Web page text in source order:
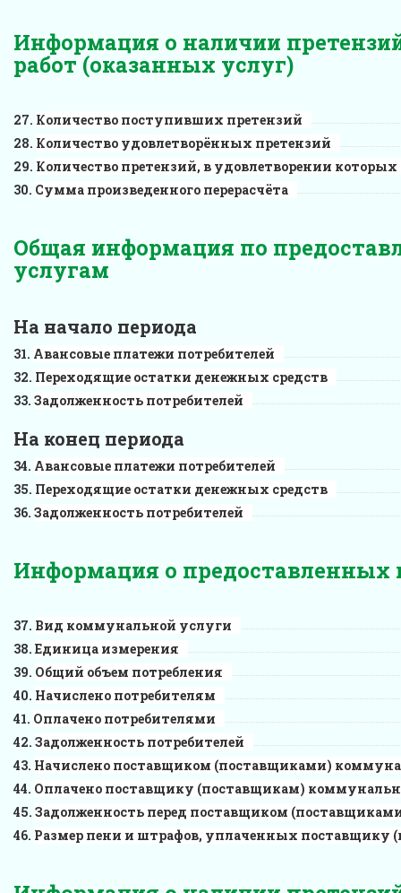
Информация о наличии
работ (оказанных услуг)
Количество поступивших претензий
Количество удовлетворённых претензий
Количество претензий, в удовлетворении которых
Сумма произведенного перерасчёта
Общая информация по
услугам
На начало периода
Авансовые платежи потребителей
Переходящие остатки денежных средств
Задолженность потребителей
На конец периода
Авансовые платежи потребителей
Переходящие остатки денежных средств
Задолженность потребителей
Информация о
Вид коммунальной услуги
Единица измерения
Общий объем потребления
Начислено потребителям
Оплачено потребителями
Задолженность потребителей
Начислено поставщиком (поставщиками)
Оплачено поставщику (поставщикам)
Задолженность перед поставщиком
Размер пени и штрафов, уплаченных поставщику